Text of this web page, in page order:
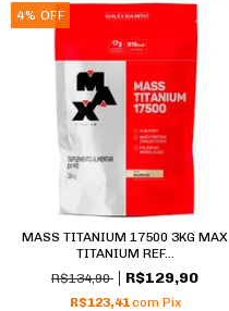
4% OFF
MASS TITANIUM 17500 3KG MAX
TITANIUM REF...
R$134,90
R$129,90
R$123,41com Pix